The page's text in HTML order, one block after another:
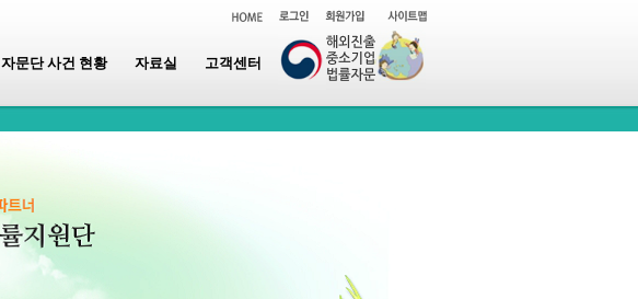
자문단 사건 현황 자료실 고객센터